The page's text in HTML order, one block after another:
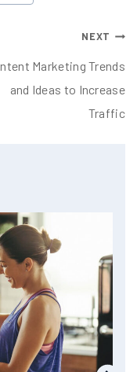
NEXT
Marketing Trends
and Ideas to Increase
Traffic